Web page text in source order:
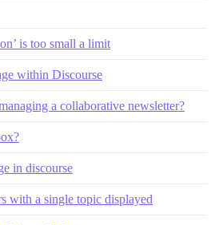
is too small a limit
within Discourse
a collaborative newsletter?
in discourse
with a single topic displayed